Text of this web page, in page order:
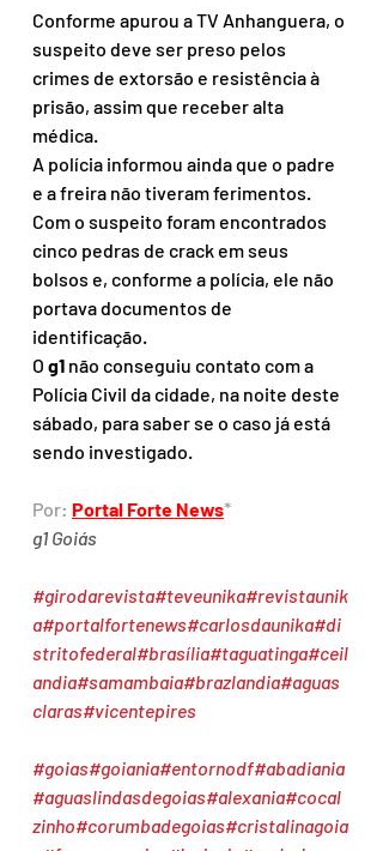
Conforme apurou a TV Anhanguera, o
suspeito deve ser preso pelos
crimes de extorsão e resistência à
prisão, assim que receber alta
médica.
A polícia informou ainda que o padre
e a freira não tiveram ferimentos.
Com o suspeito foram encontrados
cinco pedras de crack em seus
bolsos e, conforme a polícia, ele não
portava documentos de
identificação.
O g1 não conseguiu contato com a
Polícia Civil da cidade, na noite deste
sábado, para saber se o caso já está
sendo investigado.
Por: Portal Forte News*
g1 Goiás
#girodarevista#teveunika#revistaunik
a#portalfortenews#carlosdaunika#di
stritofederal#brasília#taguatinga#ceil
andia#samambaia#brazlandia#aguas
claras#vicentepires
#goias#goiania#entornodf#abadiania
#aguaslindasdegoias#alexania#cocal
zinho#corumbadegoias#cristalinagoia